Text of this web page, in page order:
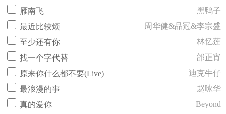
雁南飞
黑鸭子
最近比较烦
周华健&品冠&李宗盛
至少还有你
林忆莲
找一个字代替
邰正宵
原来你什么都不要(Live)
迪克牛仔
最浪漫的事
赵咏华
真的爱你
Beyond